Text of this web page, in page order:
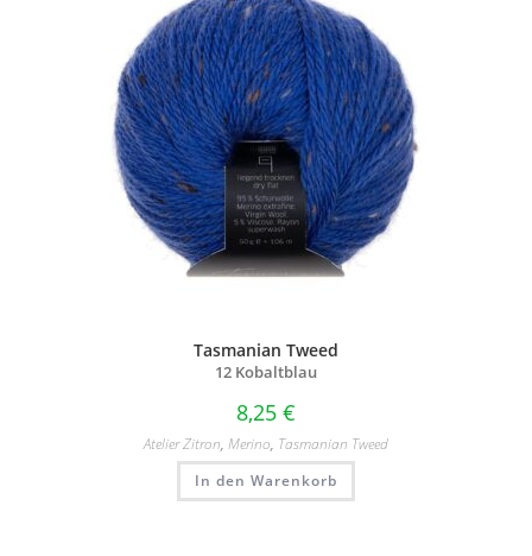
Tasmanian Tweed
12 Kobaltblau
8,25 €
Atelier Zitron, Merino, Tasmanian Tweed
In den Warenkorb